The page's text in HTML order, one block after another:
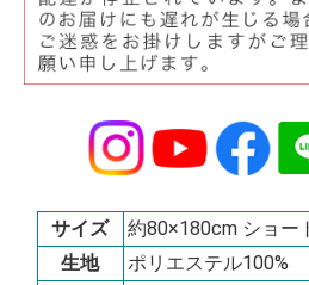
サイズ
約80×180cm ショー
生地
ポリエステル100%